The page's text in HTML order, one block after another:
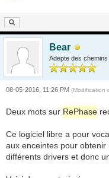
Bear
Adepte des chemins
08-05-2016, 11:26 PM (Modification
Deux mots sur RePhase
Ce logiciel libre a pour
aux enceintes pour
différents drivers et donc